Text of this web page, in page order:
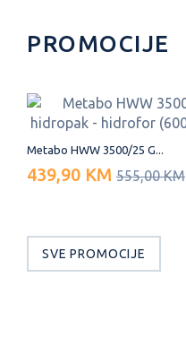
PROMOCIJE
Metabo HWW 3500/25 G...
439,90 KM 555,00 KM
SVE PROMOCIJE